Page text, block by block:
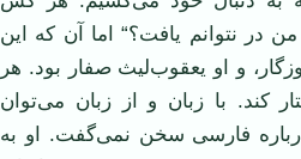
در نتوانم یافت؟“ اما آن که این
و او یعقوب‌لیث صفار بود. هر
کند. با زبان و از زبان می‌توان
فارسی سخن نمی‌گفت. او به